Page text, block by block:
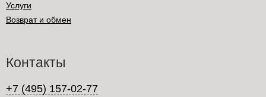
Услуги
Возврат и обмен
Контакты
+7 (495) 157-02-77